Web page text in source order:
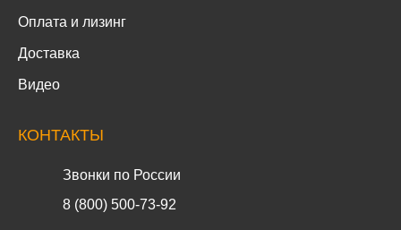
Оплата и лизинг
Доставка
Видео
КОНТАКТЫ
Звонки по России
8 (800) 500-73-92